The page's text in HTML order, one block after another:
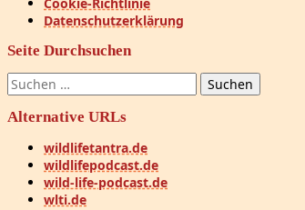
Cookie-Richtlinie
Datenschutzerklärung
Seite Durchsuchen
Suchen
nach:
Alternative URLs
wildlifetantra.de
wildlifepodcast.de
wild-life-podcast.de
wlti.de